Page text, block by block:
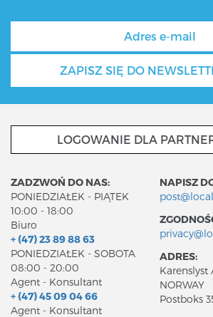
ZAPISZ SIĘ DO
LOGOWANIE DLA
ZADZWOŃ DO NAS:
PONIEDZIAŁEK - PIĄTEK
10:00 - 18:00
Biuro
+ (47) 23 89 88 63
PONIEDZIAŁEK - SOBOTA
08:00 - 20:00
Agent - Konsultant
+ (47) 45 09 04 66
Agent - Konsultant
NAPISZ
ADRES:
Karenslyst
NORWAY
Postboks